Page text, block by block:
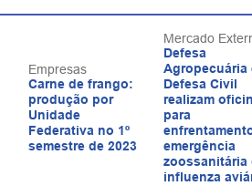
Empresas
Carne de frango:
produção por
Unidade
Federativa no 1º
semestre de 2023
Mercado
Defesa
Agropecuária
Defesa Civil
realizam
para
emergência
zoossanitária
influenza